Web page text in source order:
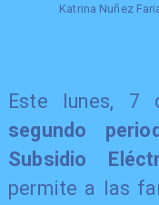
Katrina Nuñez
Este lunes, 7
segundo
Subsidio
permite a las